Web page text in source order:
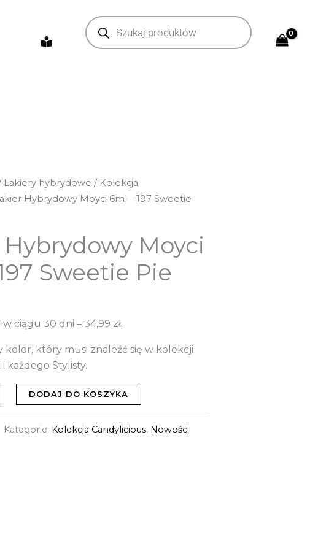
Wyszukiwarka
produktów
Lakiery hybrydowe / Kolekcja
Hybrydowy Moyci 6ml – 197 Sweetie
Hybrydowy Moyci
Sweetie Pie
w ciągu 30 dni –34,99 zł.
kolor, który musi znaleźć się w kolekcji
każdego Stylisty.
DODAJ DO KOSZYKA
Kategorie: Kolekcja Candylicious, Nowości